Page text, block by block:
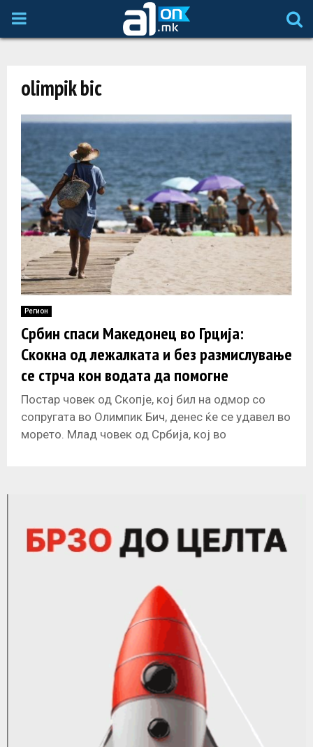
P
A
R
M
E
N
U
olimpik bic
Регион
Србин спаси Македонец во Грција:
Скокна од лежалката и без размислување
се стрча кон водата да помогне
Постар човек од Скопје, кој бил на одмор со
сопругата во Олимпик Бич, денес ќе се удавел во
морето. Млад човек од Србија, кој во